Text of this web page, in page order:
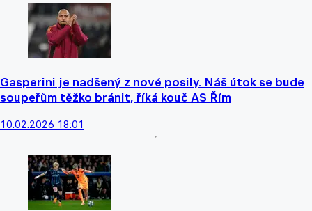
Gasperini je nadšený z nové posily. Náš útok se bude
soupeřům těžko bránit, říká kouč AS Řím
10.02.2026 18:01